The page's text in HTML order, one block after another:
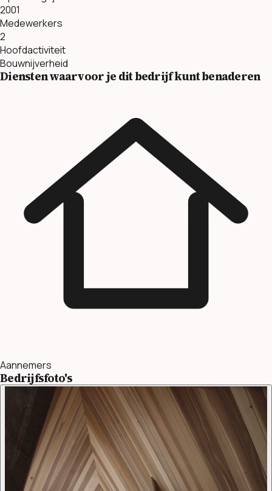
2001
Medewerkers
2
Hoofdactiviteit
Bouwnijverheid
Diensten waarvoor je dit bedrijf kunt benaderen
Aannemers
Bedrijfsfoto's